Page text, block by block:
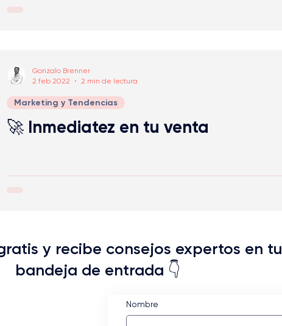
🚀 Inmediatez en tu venta
Marketing y Tendencias
Gonzalo Brenner
2 feb 2022
2 min de lectura
y recibe consejos expertos en tu
bandeja de entrada 👇
Nombre